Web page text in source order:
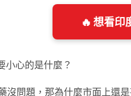
🔥 想看印
小心的是什麼？
沒問題，那為什麼市面上還